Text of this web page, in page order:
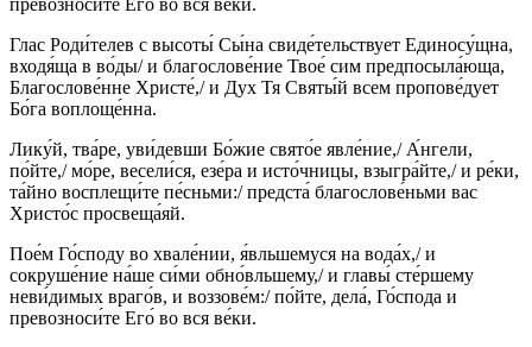
Глас Роди́телев с высоты́ Сы́на свиде́тельствует Единосу́щна,
входя́ща в во́ды/ и благослове́ние Твое́ сим предпосыла́юща,
Благослове́нне Христе́,/ и Дух Тя Святы́й всем пропове́дует
Бо́га воплоще́нна.
Лику́й, тва́ре, уви́девши Бо́жие свято́е явле́ние,/ А́нгели,
по́йте,/ мо́ре, весели́ся, езе́ра и исто́чницы, взыгра́йте,/ и ре́ки,
та́йно восплещи́те пе́сньми:/ предста́ благослове́ньми вас
Христо́с просвеща́яй.
Пое́м Го́споду во хвале́нии, я́вльшемуся на вода́х,/ и
сокруше́ние на́ше си́ми обно́вльшему,/ и главы́ сте́ршему
неви́димых враго́в, и воззове́м:/ по́йте, дела́, Го́спода и
превозноси́те Его́ во вся ве́ки.